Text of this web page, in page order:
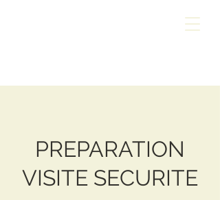
PREPARATION
VISITE SECURITE